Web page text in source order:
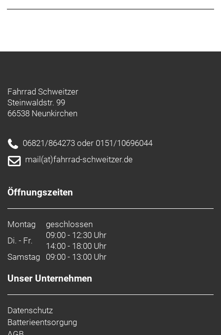
Fahrrad Schweitzer
Steinwaldstr. 99
66538 Neunkirchen
06821/864273 oder 0151/10696044
mail(at)fahrrad-schweitzer.de
Öffnungszeiten
Montag
geschlossen
Di. - Fr.
09:00 - 12:30 Uhr
14:00 - 18:00 Uhr
Samstag 09:00 - 13:00 Uhr
Unser Unternehmen
Datenschutz
Batterieentsorgung